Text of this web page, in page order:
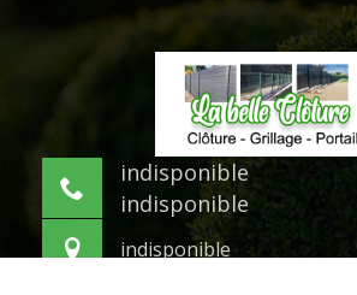
indisponible
indisponible
indisponible